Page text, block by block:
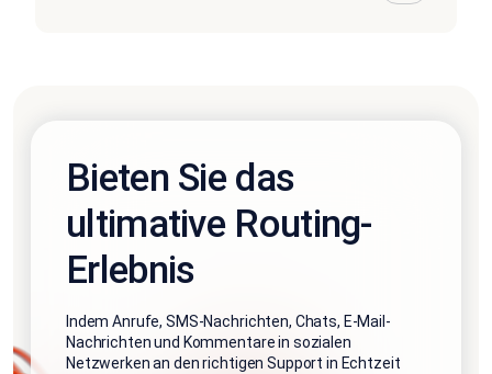
Bieten Sie das
ultimative Routing-
Erlebnis
Indem Anrufe, SMS-Nachrichten, Chats, E-Mail-
Nachrichten und Kommentare in sozialen
Netzwerken an den richtigen Support in Echtzeit